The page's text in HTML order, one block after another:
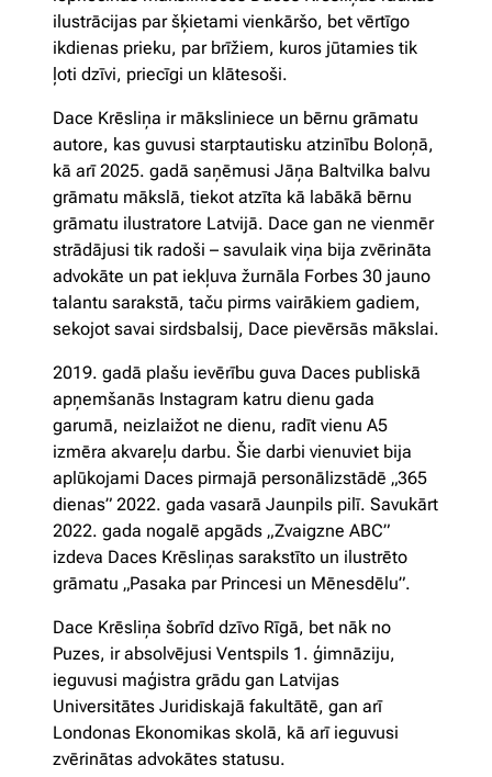
ilustrācijas par šķietami vienkāršo, bet vērtīgo
ikdienas prieku, par brīžiem, kuros jūtamies tik
ļoti dzīvi, priecīgi un klātesoši.
Dace Krēsliņa ir māksliniece un bērnu grāmatu
autore, kas guvusi starptautisku atzinību Boloņā,
kā arī 2025. gadā saņēmusi Jāņa Baltvilka balvu
grāmatu mākslā, tiekot atzīta kā labākā bērnu
grāmatu ilustratore Latvijā. Dace gan ne vienmēr
strādājusi tik radoši – savulaik viņa bija zvērināta
advokāte un pat iekļuva žurnāla Forbes 30 jauno
talantu sarakstā, taču pirms vairākiem gadiem,
sekojot savai sirdsbalsij, Dace pievērsās mākslai.
2019. gadā plašu ievērību guva Daces publiskā
apņemšanās Instagram katru dienu gada
garumā, neizlaižot ne dienu, radīt vienu A5
izmēra akvareļu darbu. Šie darbi vienuviet bija
aplūkojami Daces pirmajā personālizstādē „365
dienas” 2022. gada vasarā Jaunpils pilī. Savukārt
2022. gada nogalē apgāds „Zvaigzne ABC”
izdeva Daces Krēsliņas sarakstīto un ilustrēto
grāmatu „Pasaka par Princesi un Mēnesdēlu”.
Dace Krēsliņa šobrīd dzīvo Rīgā, bet nāk no
Puzes, ir absolvējusi Ventspils 1. ģimnāziju,
ieguvusi maģistra grādu gan Latvijas
Universitātes Juridiskajā fakultātē, gan arī
Londonas Ekonomikas skolā, kā arī ieguvusi
zvērinātas advokātes statusu.